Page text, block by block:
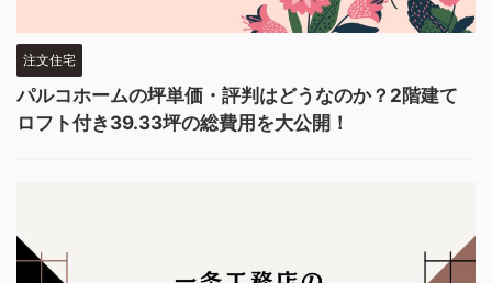
注文住宅
パルコホームの坪単価・評判はどうなのか？2階建て
ロフト付き39.33坪の総費用を大公開！